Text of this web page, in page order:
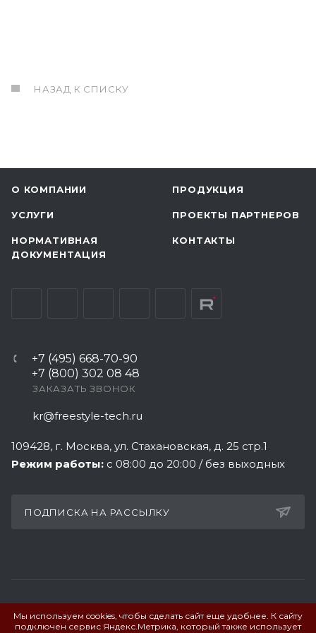
НАЗАД К СПИСКУ
О КОМПАНИИ ПРОДУКЦИЯ
УСЛУГИ ПРОЕКТЫ ПАРТНЕРОВ
НОРМАТИВНАЯ
ДОКУМЕНТАЦИЯ
КОНТАКТЫ
+7 (495) 668-70-90
+7 (800) 302 08 48
ЗАКАЗАТЬ ЗВОНОК
kr@freestyle-tech.ru
109428, г. Москва, ул. Стахановская, д. 25 стр.1
Режим работы: с 08:00 до 20:00 / без выходных
ПОДПИСКА НА РАССЫЛКУ
ПОЛИТИКА КОНФИДЕНЦИАЛЬНОСТИ
Мы используем cookies, чтобы сделать сайт еще удобнее. К сайту
подключен сервис Яндекс.Метрика, который также использует